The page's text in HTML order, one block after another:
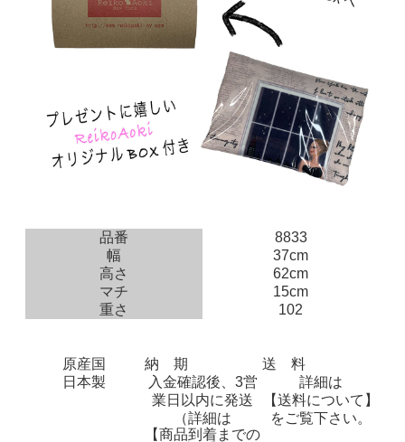
品番
幅
高さ
マチ
重さ
8833
37cm
62cm
15cm
102
原産国
日本製
納 期
入金確認後、3営
業日以内に発送
（詳細は
【商品到着までの
送 料
詳細は
【送料について】
をご覧下さい。